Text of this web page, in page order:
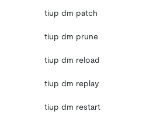
tiup dm patch
tiup dm prune
tiup dm reload
tiup dm replay
tiup dm restart